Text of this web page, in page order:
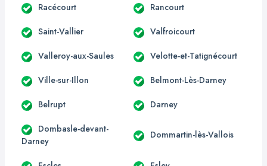
Racécourt Rancourt
Saint-Vallier Valfroicourt
Valleroy-aux-Saules Velotte-et-Tatignécourt
Ville-sur-Illon Belmont-Lès-Darney
Belrupt Darney
Dombasle-devant-
Darney
Dommartin-lès-Vallois